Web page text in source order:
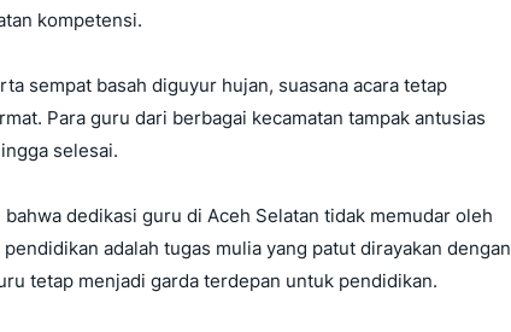
kompetensi.
sempat basah diguyur hujan, suasana acara tetap
Para guru dari berbagai kecamatan tampak antusias
selesai.
dedikasi guru di Aceh Selatan tidak memudar oleh
adalah tugas mulia yang patut dirayakan dengan
tetap menjadi garda terdepan untuk pendidikan.